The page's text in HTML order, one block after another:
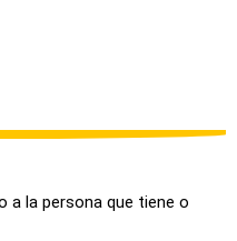
a la persona que tiene o